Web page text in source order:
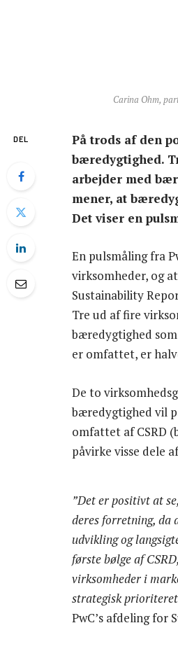
Carina Ohm,
DEL
På trods af den
bæredygtighed.
arbejder med
mener, at
Det viser en
En pulsmåling fra
virksomheder, og
Sustainability
Tre ud af fire
bæredygtighed
er omfattet, er
De to
bæredygtighed vil
omfattet af CSRD
påvirke visse dele
”Det er positivt at
deres forretning, da
udvikling og
første bølge af
virksomheder i
strategisk
PwC’s afdeling for